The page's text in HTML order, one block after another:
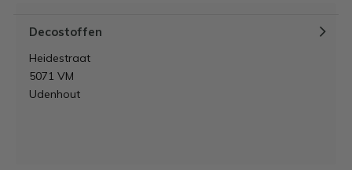
Decostoffen
Heidestraat
5071 VM
Udenhout